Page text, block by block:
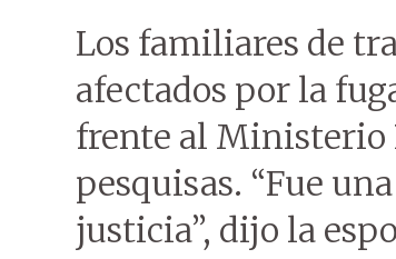
Los familiares de
afectados por la
frente al Ministerio
pesquisas. “Fue
justicia”, dijo la